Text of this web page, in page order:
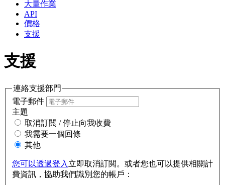
大量作業
API
價格
支援
支援
連絡支援部門
電子郵件
主題
取消訂閲 / 停止向我收費
我需要一個回條
其他
您可以透過登入 立即取消訂閲。或者您也可以提供相關計
費資訊，協助我們識別您的帳戶：